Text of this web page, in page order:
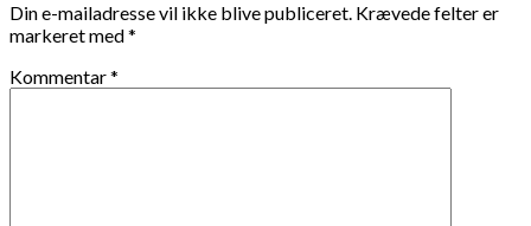
Din e-mailadresse vil ikke blive publiceret. Krævede felter er
markeret med*
Kommentar*